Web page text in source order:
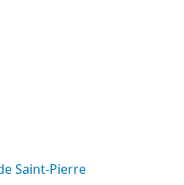
Saint-Pierre